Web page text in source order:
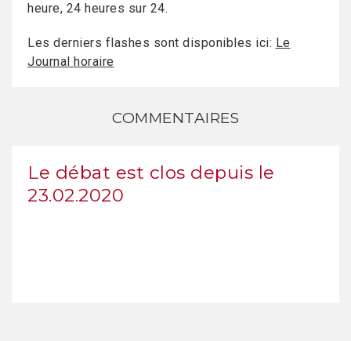
heure, 24 heures sur 24.
Les derniers flashes sont disponibles ici: Le
Journal horaire
COMMENTAIRES
Le débat est clos depuis le
23.02.2020